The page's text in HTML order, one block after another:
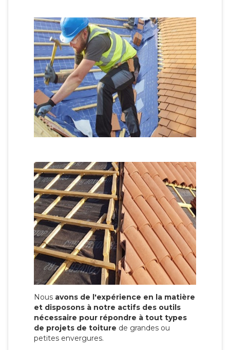
Nous avons de l'expérience en la matière
et disposons à notre actifs des outils
nécessaire pour répondre à tout types
de projets de toiture de grandes ou
petites envergures.